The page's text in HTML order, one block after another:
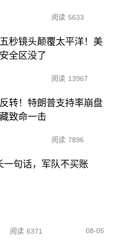
阅读 5633
秒镜头颠覆太平洋！美
全区没了
阅读 13967
转！特朗普支持率崩盘
致命一击
阅读 7896
一句话，军队不买账
阅读 6371 08-05